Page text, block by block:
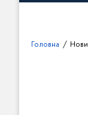
Головна